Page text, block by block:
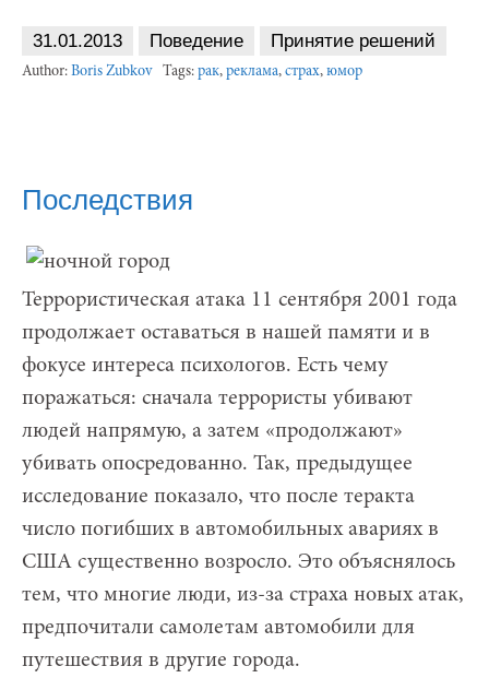
31.01.2013 Поведение Принятие решений
Author: Boris Zubkov Tags: рак, реклама, страх, юмор
Последствия
Террористическая атака 11 сентября 2001 года
продолжает оставаться в нашей памяти и в
фокусе интереса психологов. Есть чему
поражаться: сначала террористы убивают
людей напрямую, а затем «продолжают»
убивать опосредованно. Так, предыдущее
исследование показало, что после теракта
число погибших в автомобильных авариях в
США существенно возросло. Это объяснялось
тем, что многие люди, из-за страха новых атак,
предпочитали самолетам автомобили для
путешествия в другие города.